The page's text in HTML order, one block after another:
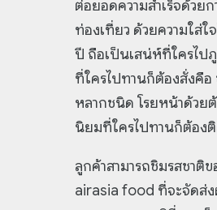
ต่อยอดความสำเร็จด้วย
ท่องเที่ยว ด้วยความใส่
ปี ถือเป็นเสน่ห์ที่ใครไป
ที่ใครไปทานก็ต้องสั่งคื
หลากชนิด โรยหน้าด้วย
นิยมที่ใครไปทานก็ต้อง
ลูกค้าสามารถชิมรสชาติ
airasia food ที่จะจัดส่